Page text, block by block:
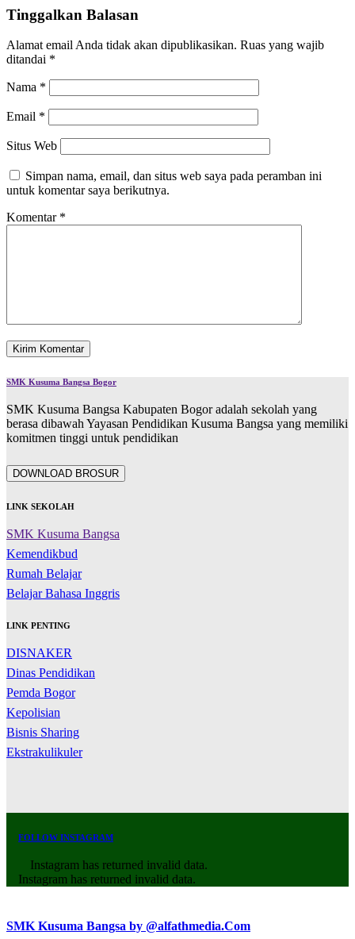
Tinggalkan Balasan
Alamat email Anda tidak akan dipublikasikan. Ruas yang wajib
ditandai *
Nama *
Email *
Situs Web
Simpan nama, email, dan situs web saya pada peramban ini
untuk komentar saya berikutnya.
Komentar *
SMK Kusuma Bangsa Bogor
SMK Kusuma Bangsa Kabupaten Bogor adalah sekolah yang
berasa dibawah Yayasan Pendidikan Kusuma Bangsa yang memiliki
komitmen tinggi untuk pendidikan
DOWNLOAD BROSUR
LINK SEKOLAH
SMK Kusuma Bangsa
Kemendikbud
Rumah Belajar
Belajar Bahasa Inggris
LINK PENTING
DISNAKER
Dinas Pendidikan
Pemda Bogor
Kepolisian
Bisnis Sharing
Ekstrakulikuler
FOLLOW INSTAGRAM
Instagram has returned invalid data.
Instagram has returned invalid data.
SMK Kusuma Bangsa by @alfathmedia.Com